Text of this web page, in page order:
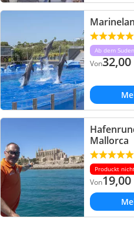
Ab dem
Von32,00
Mallorca
Produckt
Von19,00